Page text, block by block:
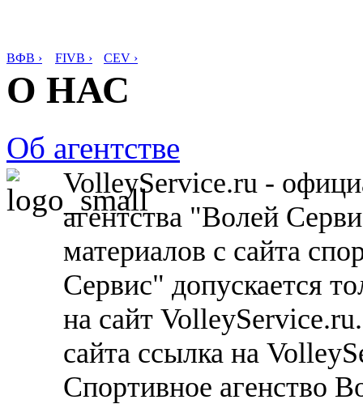
ВФВ › FIVB › CEV ›
О НАС
Об агентстве
VolleyService.ru -
агентства "Волей
материалов с сайта
Сервис" допускается
на сайт
сайта ссылка на
Спортивное агенство